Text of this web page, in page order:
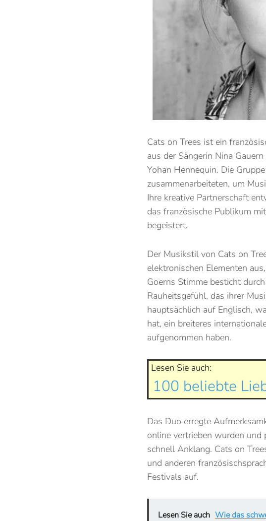
Cats on Trees ist ein
aus der Sängerin Nina
Yohan Hennequin. Die
zusammenarbeiteten, um
Ihre kreative Partnerschaft
das französische Publikum
begeistert.
Der Musikstil von Cats on
elektronischen Elementen
Goerns Stimme besticht
Rauheitsgefühl, das ihrer
hauptsächlich auf Englisch,
hat, ein breiteres
aufgenommen haben.
Lesen Sie auch:
100 beliebte
Das Duo erregte
online vertrieben wurden
schnell Anklang. Cats on
und anderen
Festivals auf.
Lesen Sie auch Wie das